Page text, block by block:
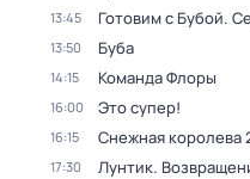
13:45 Готовим с Бубой.
13:50 Буба
14:15 Команда Флоры
16:00 Это супер!
16:15 Снежная королева
17:30 Лунтик.